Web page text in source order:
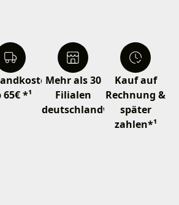
65€ *¹
Mehr als 30
Filialen
deutschlandweit
Kauf auf
Rechnung &
später
zahlen*¹